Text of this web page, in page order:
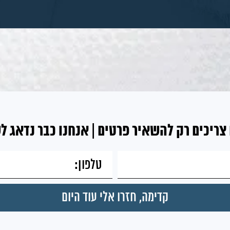
רק להשאיר פרטים | אנחנו כבר נדאג